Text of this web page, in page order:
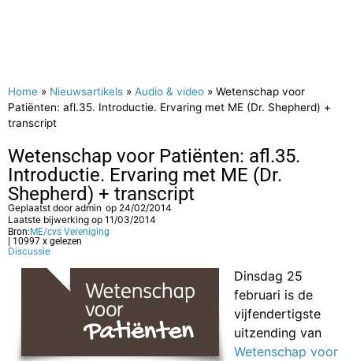
Home » Nieuwsartikels » Audio & video » Wetenschap voor
Patiënten: afl.35. Introductie. Ervaring met ME (Dr. Shepherd) +
transcript
Wetenschap voor Patiënten: afl.35.
Introductie. Ervaring met ME (Dr.
Shepherd) + transcript
Geplaatst dooradmin op 24/02/2014
Laatste bijwerking op 11/03/2014
Bron: ME/cvs Vereniging
| 10997 x gelezen
Discussie
Dinsdag 25
februari is de
vijfendertigste
uitzending van
Wetenschap voor